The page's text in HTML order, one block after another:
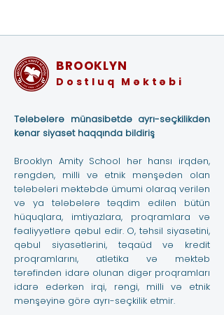
BROOKLYN
Dostluq Məktəbi
Tələbələrə münasibətdə ayrı-seçkilikdən
kənar siyasət haqqında bildiriş
Brooklyn Amity School hər hansı irqdən,
rəngdən, milli və etnik mənşədən olan
tələbələri məktəbdə ümumi olaraq verilən
və ya tələbələrə təqdim edilən bütün
hüquqlara, imtiyazlara, proqramlara və
fəaliyyətlərə qəbul edir. O, təhsil siyasətini,
qəbul siyasətlərini, təqaüd və kredit
proqramlarını, atletika və məktəb
tərəfindən idarə olunan digər proqramları
idarə edərkən irqi, rəngi, milli və etnik
mənşəyinə görə ayrı-seçkilik etmir.